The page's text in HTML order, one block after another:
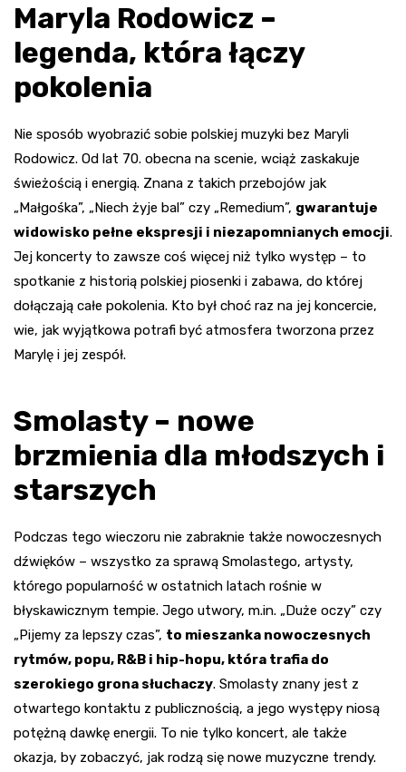
Maryla Rodowicz –
legenda, która łączy
pokolenia
Nie sposób wyobrazić sobie polskiej muzyki bez Maryli
Rodowicz. Od lat 70. obecna na scenie, wciąż zaskakuje
świeżością i energią. Znana z takich przebojów jak
„Małgośka”, „Niech żyje bal” czy „Remedium”, gwarantuje
widowisko pełne ekspresji i niezapomnianych emocji.
Jej koncerty to zawsze coś więcej niż tylko występ – to
spotkanie z historią polskiej piosenki i zabawa, do której
dołączają całe pokolenia. Kto był choć raz na jej koncercie,
wie, jak wyjątkowa potrafi być atmosfera tworzona przez
Marylę i jej zespół.
Smolasty – nowe
brzmienia dla młodszych i
starszych
Podczas tego wieczoru nie zabraknie także nowoczesnych
dźwięków – wszystko za sprawą Smolastego, artysty,
którego popularność w ostatnich latach rośnie w
błyskawicznym tempie. Jego utwory, m.in. „Duże oczy” czy
„Pijemy za lepszy czas”, to mieszanka nowoczesnych
rytmów, popu, R&B i hip-hopu, która trafia do
szerokiego grona słuchaczy. Smolasty znany jest z
otwartego kontaktu z publicznością, a jego występy niosą
potężną dawkę energii. To nie tylko koncert, ale także
okazja, by zobaczyć, jak rodzą się nowe muzyczne trendy.